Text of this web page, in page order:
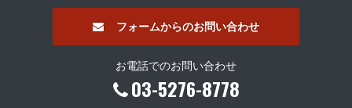
フォームからのお問い合わせ
お電話でのお問い合わせ
03-5276-8778